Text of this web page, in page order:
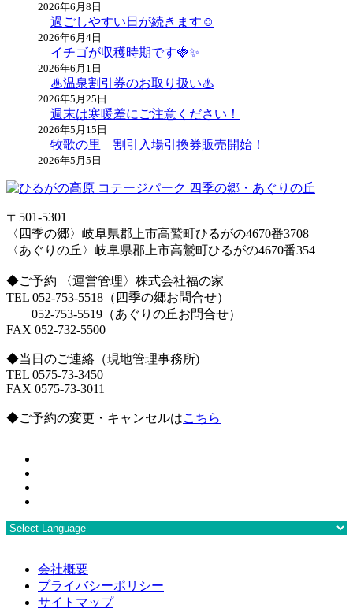
2026年6月8日
過ごしやすい日が続きます☺
2026年6月4日
イチゴが収穫時期です🍓✨
2026年6月1日
♨温泉割引券のお取り扱い♨
2026年5月25日
週末は寒暖差にご注意ください！
2026年5月15日
牧歌の里 割引入場引換券販売開始！
2026年5月5日
〒501-5301
〈四季の郷〉岐阜県郡上市高鷲町ひるがの4670番3708
〈あぐりの丘〉岐阜県郡上市高鷲町ひるがの4670番354
◆ご予約 〈運営管理〉株式会社福の家
TEL 052-753-5518（四季の郷お問合せ）
052-753-5519（あぐりの丘お問合せ）
FAX 052-732-5500
◆当日のご連絡（現地管理事務所)
TEL 0575-73-3450
FAX 0575-73-3011
◆ご予約の変更・キャンセルはこちら
会社概要
プライバシーポリシー
サイトマップ